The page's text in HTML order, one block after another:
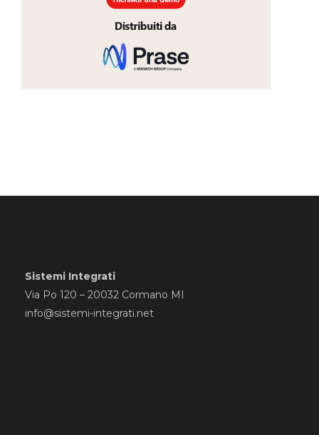
Sistemi Integrati
Via Po 120 – 20032 Cormano MI
info@sistemi-integrati.net